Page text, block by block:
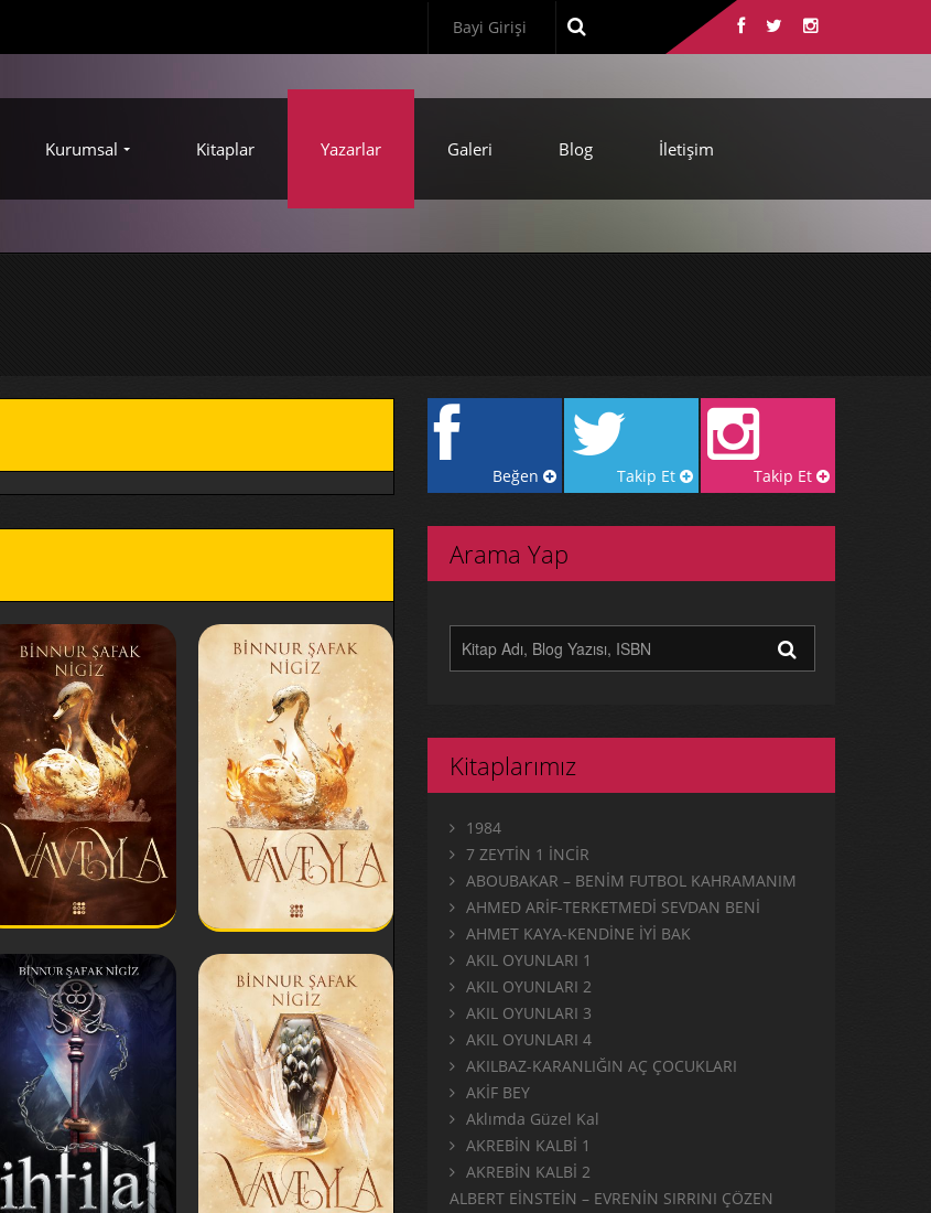
Bayi Girişi
Kurumsal Kitaplar Yazarlar Galeri Blog İletişim
Beğen Takip Et Takip Et
Arama Yap
Kitaplarımız
1984
7 ZEYTİN 1 İNCİR
ABOUBAKAR – BENİM FUTBOL KAHRAMANIM
AHMED ARİF-TERKETMEDİ SEVDAN BENİ
AHMET KAYA-KENDİNE İYİ BAK
AKIL OYUNLARI 1
AKIL OYUNLARI 2
AKIL OYUNLARI 3
AKIL OYUNLARI 4
AKILBAZ-KARANLIĞIN AÇ ÇOCUKLARI
AKİF BEY
Aklımda Güzel Kal
AKREBİN KALBİ 1
AKREBİN KALBİ 2
ALBERT EİNSTEİN – EVRENİN SIRRINI ÇÖZEN